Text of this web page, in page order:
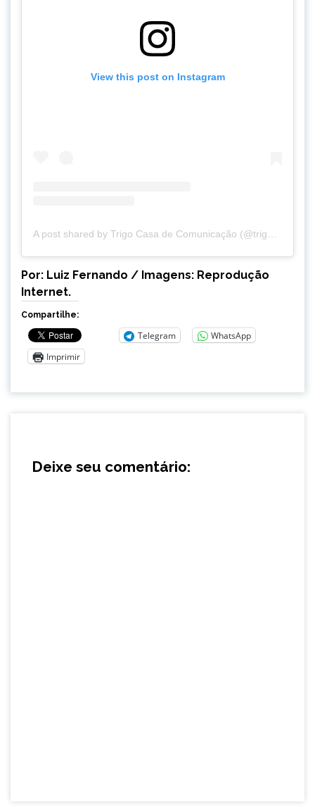
View this post on Instagram
A post shared by Trigo Casa de Comunicação (@trigocomunica)
Por: Luiz Fernando / Imagens: Reprodução
Internet.
Compartilhe:
Telegram
WhatsApp
Imprimir
Deixe seu comentário: